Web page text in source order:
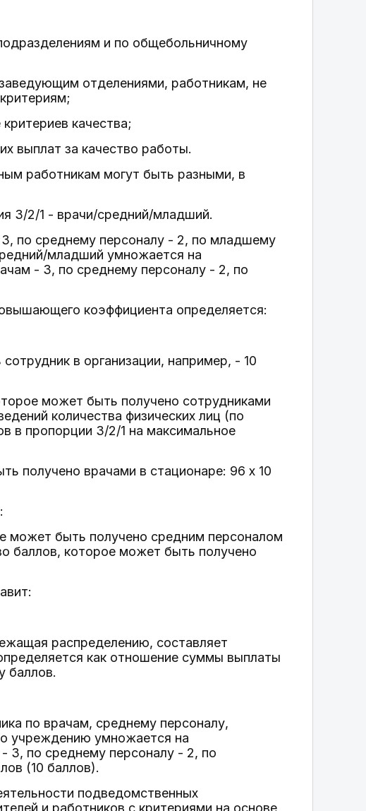
и по общебольничному
отделениями, работникам, не
качества;
выплат за качество работы.
работникам могут быть разными, в
3/2/1 - врачи/средний/младший.
по среднему персоналу - 2, по младшему
младший умножается на
- 3, по среднему персоналу - 2, по
коэффициента определяется:
в организации, например, - 10
может быть получено сотрудниками
количества физических лиц (по
в пропорции 3/2/1 на максимальное
получено врачами в стационаре: 96 x 10
может быть получено средним персоналом
баллов, которое может быть получено
распределению, составляет
как отношение суммы выплаты
баллов.
по врачам, среднему персоналу,
учреждению умножается на
3, по среднему персоналу - 2, по
(10 баллов).
подведомственных
и работников с критериями на основе